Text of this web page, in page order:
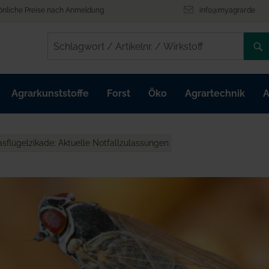
Preise nach Anmeldung info@myagrar.de
/
/
Agrarkunststoffe Forst Öko Agrartechnik
Aktuelle Notfallzulassungen